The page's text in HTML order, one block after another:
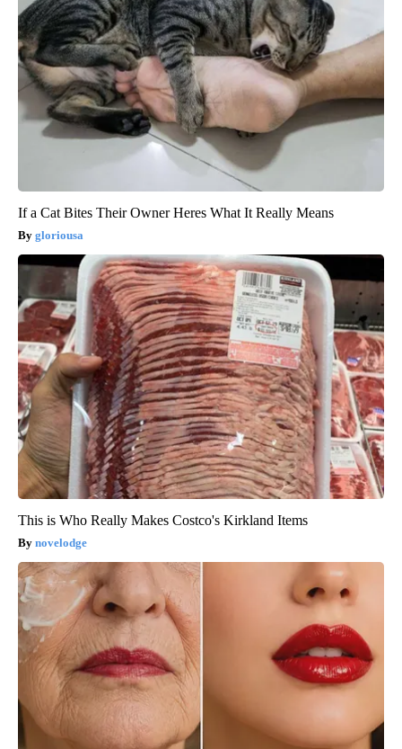
If a Cat Bites Their Owner Heres What It Really Means
gloriousa
This is Who Really Makes Costco's Kirkland Items
novelodge